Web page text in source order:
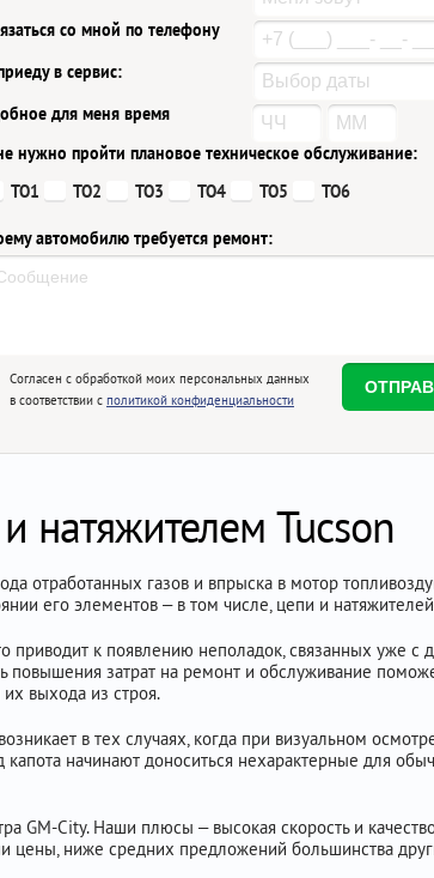
со мной по телефону
в сервис:
для меня время
нужно пройти плановое техническое обслуживание:
ТО1
ТО2 ТО3 ТО4 ТО5 ТО6
автомобилю требуется ремонт:
Согласен с обработкой моих персональных данных
в соответствии с политикой конфиденциальности
Tucson
отработанных газов и впрыска в мотор
его элементов – в том числе, цепи и
приводит к появлению неполадок, связанных уже с
затрат на ремонт и обслуживание
выхода из строя.
в тех случаях, когда при визуальном
начинают доноситься нехарактерные для
GM-City. Наши плюсы – высокая скорость и
цены, ниже средних предложений большинства